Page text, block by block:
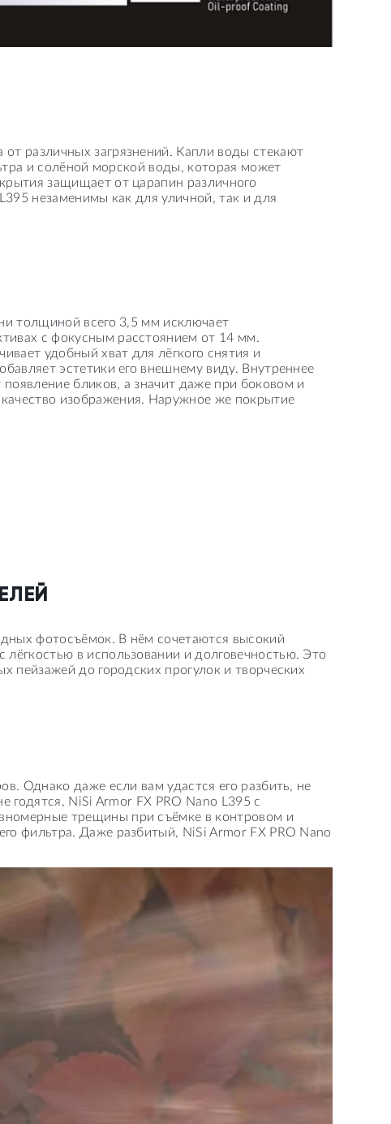
различных загрязнений. Капли воды стекают
и солёной морской воды, которая может
защищает от царапин различного
незаменимы как для уличной, так и для
толщиной всего 3,5 мм исключает
с фокусным расстоянием от 14 мм.
удобный хват для лёгкого снятия и
эстетики его внешнему виду. Внутреннее
бликов, а значит даже при боковом и
изображения. Наружное же покрытие
фотосъёмок. В нём сочетаются высокий
в использовании и долговечностью. Это
пейзажей до городских прогулок и творческих
Однако даже если вам удастся его разбить, не
годятся, NiSi Armor FX PRO Nano L395 с
трещины при съёмке в контровом и
фильтра. Даже разбитый, NiSi Armor FX PRO Nano